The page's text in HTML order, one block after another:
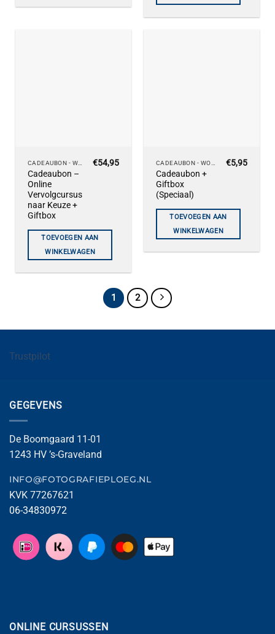
Cadeaubon –
Online
Vervolgcursus
naar Keuze +
Giftbox
€54,95
TOEVOEGEN AAN
WINKELWAGEN
Cadeaubon +
Giftbox
(Speciaal)
€5,95
TOEVOEGEN AAN
WINKELWAGEN
1 2
Trustpilot
GEGEVENS
De Boomgaard 11-01
1243 HV ’s-Graveland
INFO@FOTOGRAFIEPLOEG.NL
KVK 77267621
06-34830972
ONLINE CURSUSSEN